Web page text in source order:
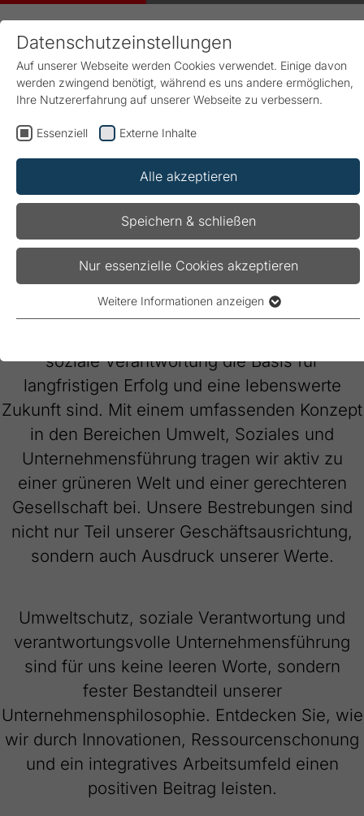
Start
FRAKO
Nachhaltigkeit & Soziale Verantwortung
Nachhaltigkeit und Soziale
Verantwortung bei FRAKO
Unser Engagement bei FRAKO beruht auf der
soziale Verantwortung die Basis für
langfristigen Erfolg und eine lebenswerte
Zukunft sind. Mit einem umfassenden Konzept
in den Bereichen Umwelt, Soziales und
Unternehmensführung tragen wir aktiv zu
einer grüneren Welt und einer gerechteren
Gesellschaft bei. Unsere Bestrebungen sind
nicht nur Teil unserer Geschäftsausrichtung,
sondern auch Ausdruck unserer Werte.
Umweltschutz, soziale Verantwortung und
verantwortungsvolle Unternehmensführung
sind für uns keine leeren Worte, sondern
fester Bestandteil unserer
Unternehmensphilosophie. Entdecken Sie, wie
wir durch Innovationen, Ressourcenschonung
und ein integratives Arbeitsumfeld einen
positiven Beitrag leisten.
Datenschutzeinstellungen
Auf unserer Webseite werden Cookies verwendet. Einige davon
werden zwingend benötigt, während es uns andere ermöglichen,
Ihre Nutzererfahrung auf unserer Webseite zu verbessern.
Essenziell Externe Inhalte
Alle akzeptieren
Speichern & schließen
Nur essenzielle Cookies akzeptieren
Webseite einwandfrei funktioniert.
Name cookie_optin
Anbieter FRAKO
Laufzeit 1 Jahr
Dieses Cookie wird verwendet, um Ihre
Cookie-Einstellungen für diese Website zu
speichern.
Anbieter FRAKO
Laufzeit 1 Jahr
Zweck
Dieser Wert speichert Ihre Consent-
Einstellungen. Unter anderem eine zufällig
generierte ID, für die historische
Speicherung Ihrer vorgenommen
Einstellungen, falls der Webseiten-Betreiber
dies eingestellt hat.
Cookie-Informationen anzeigen
Externe Inhalte
Wir verwenden auf unserer Website externe Inhalte, um Ihnen
zusätzliche Informationen anzubieten.
Weitere Informationen anzeigen